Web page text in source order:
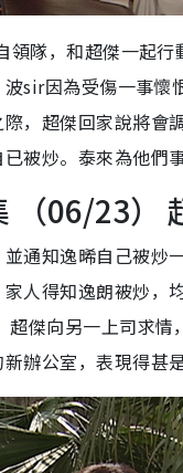
隊，和超傑一起
sir因為受傷一事
，超傑回家說將
被炒。泰來為他們
（06/23）
通知逸晞自己被
人得知逸朗被炒
傑向另一上司求
辦公室，表現得甚